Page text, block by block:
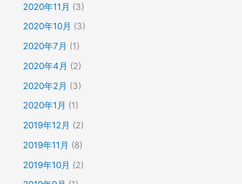
2020年11月 (3)
2020年10月 (3)
2020年7月 (1)
2020年4月 (2)
2020年2月 (3)
2020年1月 (1)
2019年12月 (2)
2019年11月 (8)
2019年10月 (2)